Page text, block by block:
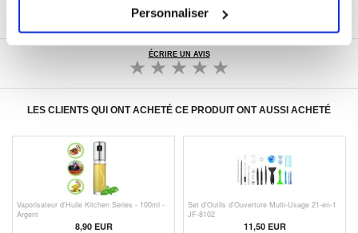
Personnaliser
ÉCRIRE UN AVIS
LES CLIENTS QUI ONT ACHETÉ CE PRODUIT ONT AUSSI ACHETÉ
Vaporisateur d'Huile Kitchen Series - 100ml -
Argent
8,90EUR
Set d'Outils d'Ouverture Multi-Usage 21-en-1
JF-8102
11,50 EUR